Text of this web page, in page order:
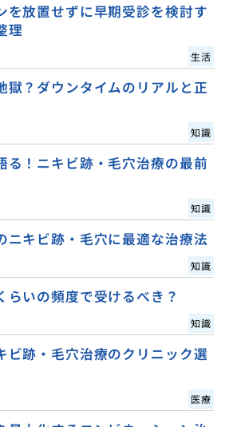
を放置せずに早期受診を検討す
理
生活
獄？ダウンタイムのリアルと正
知識
る！ニキビ跡・毛穴治療の最前
知識
ニキビ跡・毛穴に最適な治療法
知識
らいの頻度で受けるべき？
知識
ビ跡・毛穴治療のクリニック選
医療